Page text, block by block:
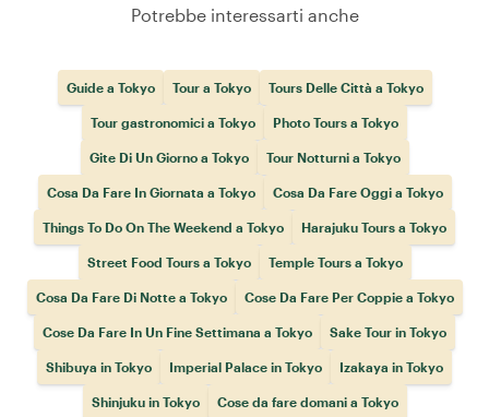
Potrebbe interessarti anche
Guide a Tokyo Tour a Tokyo Tours Delle Città a Tokyo
Tour gastronomici a Tokyo Photo Tours a Tokyo
Gite Di Un Giorno a Tokyo Tour Notturni a Tokyo
Cosa Da Fare In Giornata a Tokyo Cosa Da Fare Oggi a Tokyo
Things To Do On The Weekend a Tokyo Harajuku Tours a Tokyo
Street Food Tours a Tokyo Temple Tours a Tokyo
Cosa Da Fare Di Notte a Tokyo Cose Da Fare Per Coppie a Tokyo
Cose Da Fare In Un Fine Settimana a Tokyo Sake Tour in Tokyo
Shibuya in Tokyo Imperial Palace in Tokyo Izakaya in Tokyo
Shinjuku in Tokyo Cose da fare domani a Tokyo